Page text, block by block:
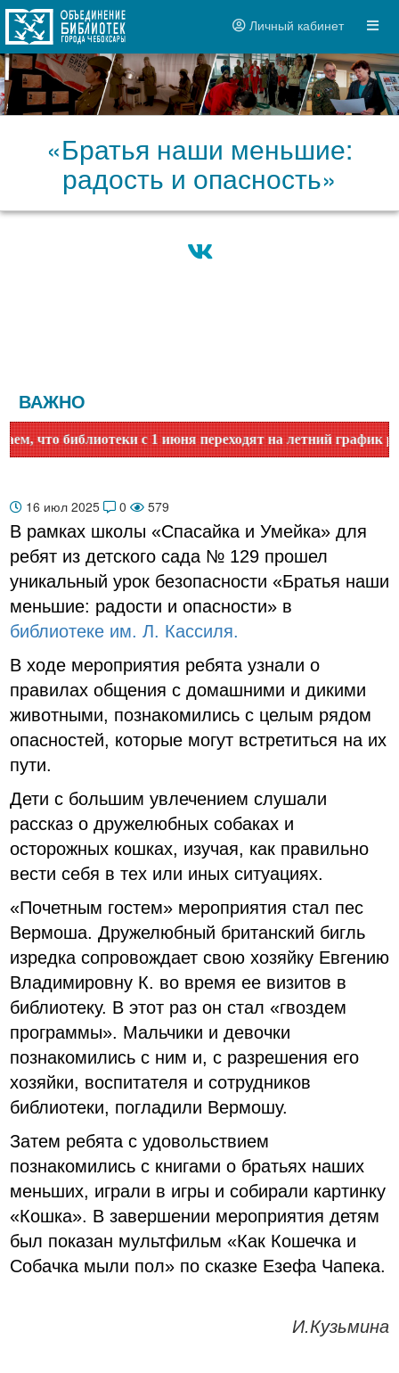
Личный кабинет
«Братья наши меньшие:
радость и опасность»
ВАЖНО
библиотеки с 1 июня переходят на летний график
16 июл 2025 0 579
В рамках школы «Спасайка и Умейка» для
ребят из детского сада № 129 прошел
уникальный урок безопасности «Братья наши
меньшие: радости и опасности» в
библиотеке им. Л. Кассиля.
В ходе мероприятия ребята узнали о
правилах общения с домашними и дикими
животными, познакомились с целым рядом
опасностей, которые могут встретиться на их
пути.
Дети с большим увлечением слушали
рассказ о дружелюбных собаках и
осторожных кошках, изучая, как правильно
вести себя в тех или иных ситуациях.
«Почетным гостем» мероприятия стал пес
Вермоша. Дружелюбный британский бигль
изредка сопровождает свою хозяйку Евгению
Владимировну К. во время ее визитов в
библиотеку. В этот раз он стал «гвоздем
программы». Мальчики и девочки
познакомились с ним и, с разрешения его
хозяйки, воспитателя и сотрудников
библиотеки, погладили Вермошу.
Затем ребята с удовольствием
познакомились с книгами о братьях наших
меньших, играли в игры и собирали картинку
«Кошка». В завершении мероприятия детям
был показан мультфильм «Как Кошечка и
Собачка мыли пол» по сказке Езефа Чапека.
И.Кузьмина